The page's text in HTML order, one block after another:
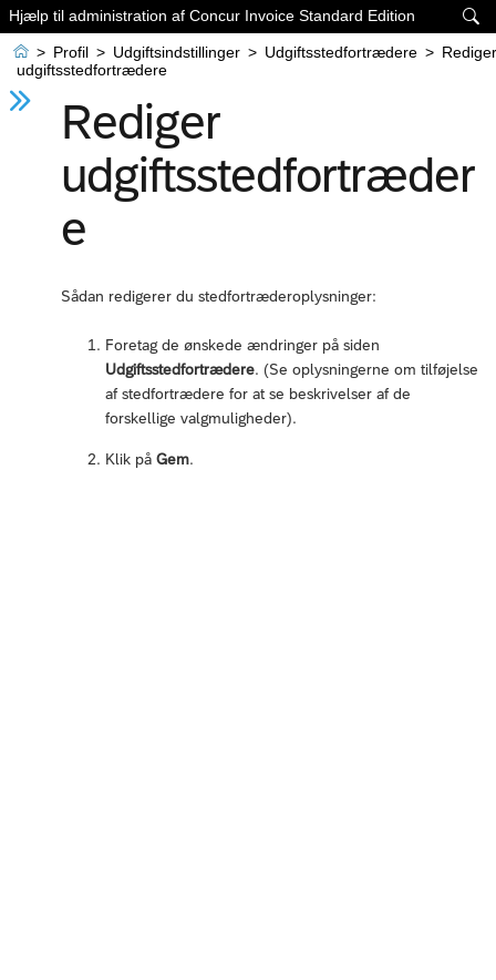

Hjælp til administration af Concur Invoice Standard Edition
 > Profil > Udgiftsindstillinger > Udgiftsstedfortrædere > Rediger
udgiftsstedfortrædere
Rediger
udgiftsstedfortræder
e
Sådan redigerer du stedfortræderoplysninger:
Foretag de ønskede ændringer på siden
Udgiftsstedfortrædere. (Se oplysningerne om tilføjelse
af stedfortrædere for at se beskrivelser af de
forskellige valgmuligheder).
Klik på Gem.